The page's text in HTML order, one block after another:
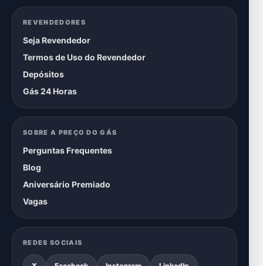
REVENDEDORES
Seja Revendedor
Termos de Uso do Revendedor
Depósitos
Gás 24 Horas
SOBRE A PREÇO DO GÁS
Perguntas Frequentes
Blog
Aniversário Premiado
Vagas
REDES SOCIAIS